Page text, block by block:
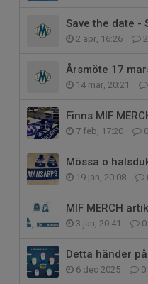
Save the date -
2 apr, 16:26 2
Årsmöte 17
14 mar, 20:21
Finns MIF
7 feb, 17:20 0
Mössa o
19 jan, 20:08
MIF MERCH
3 jan, 20:41 0
Detta händer på
6 dec 2025 0